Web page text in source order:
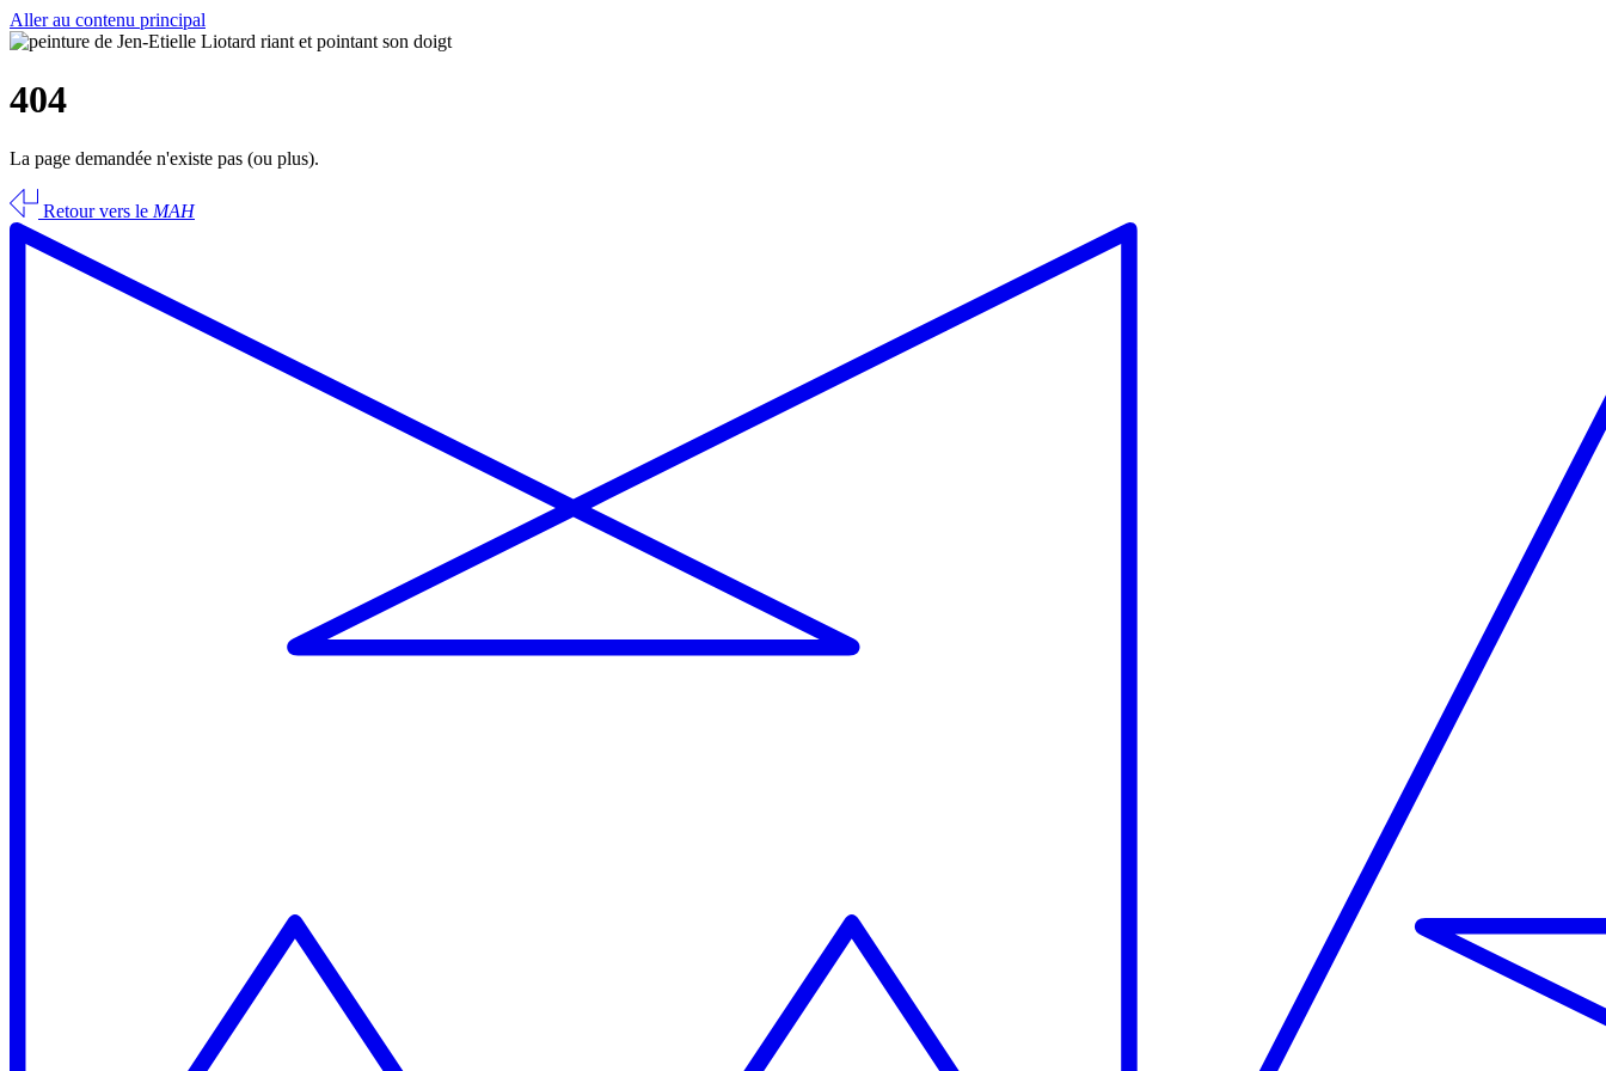
Aller au contenu principal
404
La page demandée n'existe pas (ou plus).
Retour vers le MAH